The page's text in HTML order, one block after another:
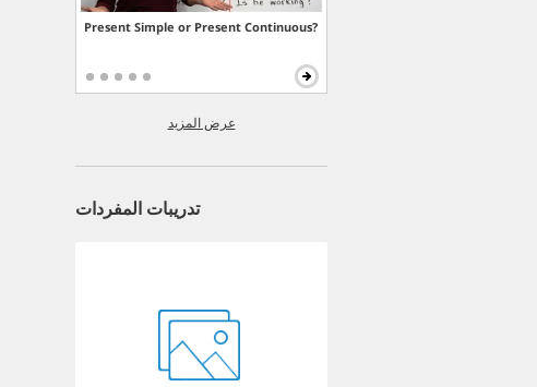
Present Simple or Present Continuous?
عرض المزيد
تدريبات المفردات